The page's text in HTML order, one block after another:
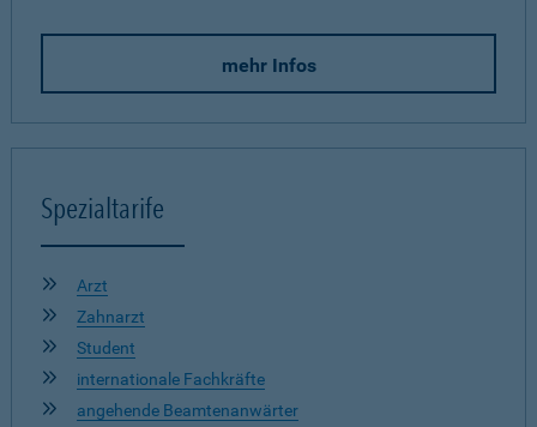
mehr Infos
Spezialtarife
Arzt
Zahnarzt
Student
internationale Fachkräfte
angehende Beamtenanwärter